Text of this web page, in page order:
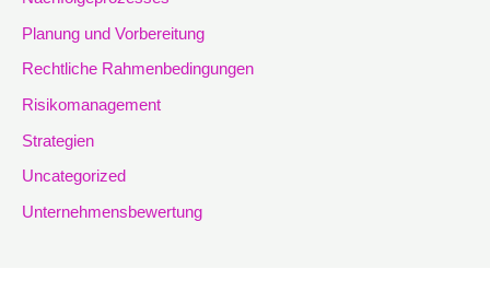
Planung und Vorbereitung
Rechtliche Rahmenbedingungen
Risikomanagement
Strategien
Uncategorized
Unternehmensbewertung